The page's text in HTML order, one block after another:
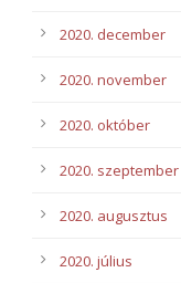
2020. december
2020. november
2020. október
2020. szeptember
2020. augusztus
2020. július